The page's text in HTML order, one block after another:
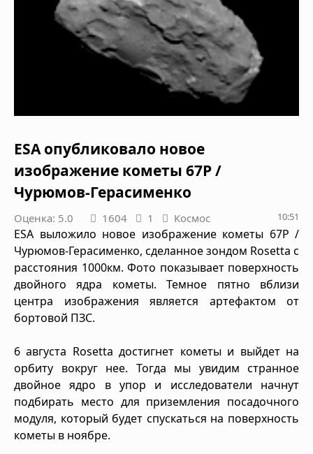
ESA опубликовало новое
изображение кометы 67P /
Чурюмов-Герасименко
Оценка: 5.0 1604 1 Космос 10:51
ESA выложило новое изображение кометы 67P /
Чурюмов-Герасименко, сделанное зондом Rosetta с
расстояния 1000км. Фото показывает поверхность
двойного ядра кометы. Темное пятно вблизи
центра изображения является артефактом от
бортовой ПЗС.
6 августа Rosetta достигнет кометы и выйдет на
орбиту вокруг нее. Тогда мы увидим странное
двойное ядро ​​в упор и исследователи начнут
подбирать место для приземления посадочного
модуля, который будет спускаться на поверхность
кометы в ноябре.